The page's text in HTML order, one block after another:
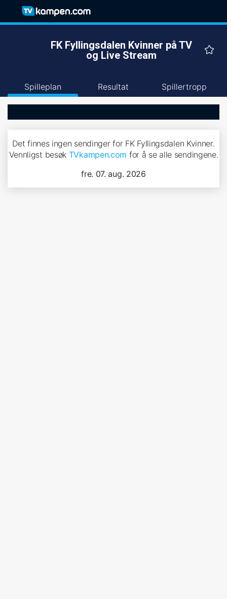
FK Fyllingsdalen Kvinner på TV
og Live Stream
Spilleplan Resultat Spillertropp
Det finnes ingen sendinger for FK Fyllingsdalen Kvinner.
Vennligst besøk TVkampen.com for å se alle sendingene.
fre. 07. aug. 2026